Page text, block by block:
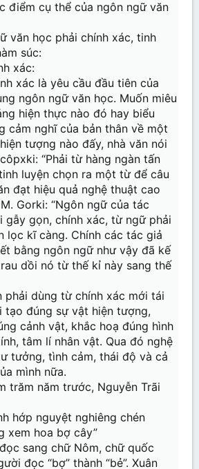
điểm cụ thể của ngôn ngữ văn
văn học phải chính xác, tinh
súc:
xác:
xác là yêu cầu đầu tiên của
ngôn ngữ văn học. Muốn miêu
hiện thực nào đó hay biểu
cảm nghĩ của bản thân về một
tượng nào đấy, nhà văn nói
“Phải từ hàng ngàn tấn
luyện chọn ra một từ để câu
đạt hiệu quả nghệ thuật cao
Gorki: “Ngôn ngữ của tác
gẫy gọn, chính xác, từ ngữ phải
lọc kĩ càng. Chính các tác giả
bằng ngôn ngữ như vậy đã kế
dồi nó từ thế kỉ này sang thế
phải dùng từ chính xác mới tái
tạo đúng sự vật hiện tượng,
cảnh vật, khắc hoạ đúng hình
tâm lí nhân vật. Qua đó nghệ
tưởng, tình cảm, thái độ và cả
mình nữa.
trăm năm trước, Nguyễn Trãi
hớp nguyệt nghiêng chén
xem hoa bợ cây”
sang chữ Nôm, chữ quốc
đọc “bợ” thành “bẻ”. Xuân